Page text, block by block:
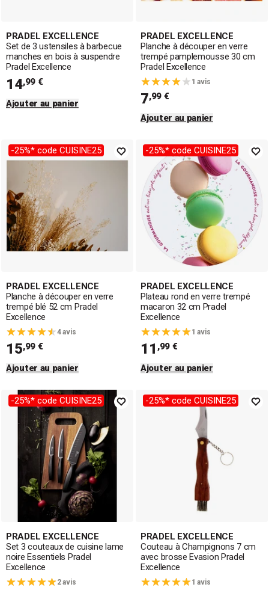
PRADEL EXCELLENCE
Set de 3 ustensiles à barbecue
manches en bois à suspendre
Pradel Excellence
14,99 €
Ajouter au panier
PRADEL EXCELLENCE
Planche à découper en verre
trempé pamplemousse 30 cm
Pradel Excellence
1 avis
7,99 €
Ajouter au panier
-25%* code CUISINE25
PRADEL EXCELLENCE
Planche à découper en verre
trempé blé 52 cm Pradel
Excellence
4 avis
15,99 €
Ajouter au panier
-25%* code CUISINE25
PRADEL EXCELLENCE
Plateau rond en verre trempé
macaron 32 cm Pradel
Excellence
1 avis
11 ,99 €
Ajouter au panier
-25%* code CUISINE25
PRADEL EXCELLENCE
Set 3 couteaux de cuisine lame
noire Essentiels Pradel
Excellence
2 avis
-25%* code CUISINE25
PRADEL EXCELLENCE
Couteau à Champignons 7 cm
avec brosse Evasion Pradel
Excellence
1 avis